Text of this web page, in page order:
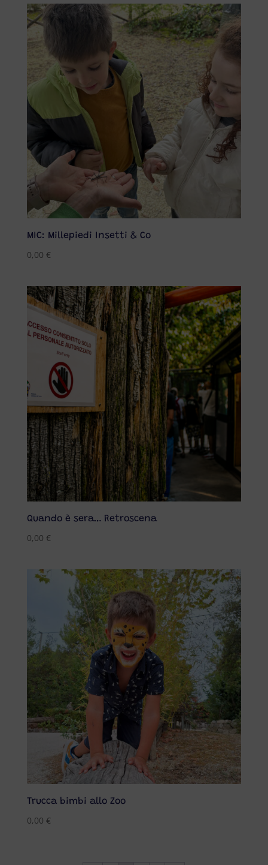
MIC: Millepiedi Insetti & Co
0,00 €
Quando è sera… Retroscena
0,00 €
Trucca bimbi allo Zoo
0,00 €